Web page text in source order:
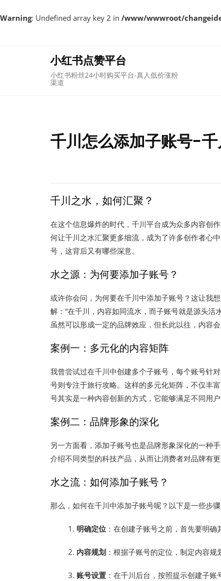
Warning: Undefined array key 2 in /www/wwwroot/
小红书点赞平台
小红书粉丝24小时购买平台-真人低价涨粉
渠道
千川怎么添加子账号-
千川之水，如何汇聚？
在这个信息爆炸的时代，千川平台成为众多内容创
何让千川之水汇聚更多细流，成为了许多创作者心
号，这背后又有哪些深意。
水之源：为何要添加子账号？
或许你会问，为何要在千川中添加子账号？这让我
解：“在千川，内容如同流水，而子账号就是源头活
虽然可以形成一定的品牌效应，但长此以往，内容会
案例一：多元化的内容矩阵
我曾尝试过在千川中创建多个子账号，每个账号针
号则专注于旅行攻略。这样的多元化矩阵，不仅丰
号其实是一种内容创新的方式，它能够满足不同用户
案例二：品牌形象的深化
另一方面看，添加子账号也是品牌形象深化的一种
介绍不同类型的科技产品，从而让消费者对品牌有
水之流：如何添加子账号？
那么，如何在千川中添加子账号呢？以下是一些步骤
明确定位 ：在创建子账号之前，首先要明
内容规划 ：根据子账号的定位，制定内容规
账号设置 ：在千川后台，按照提示创建子账